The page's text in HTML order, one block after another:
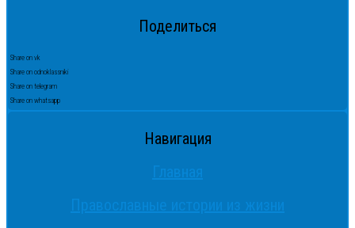
Поделиться
Share on vk
Share on odnoklassniki
Share on telegram
Share on whatsapp
Навигация
Главная
Православные истории из жизни